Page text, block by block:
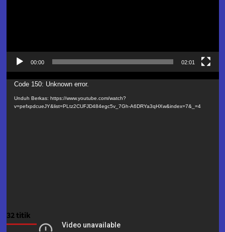
00:00 02:01
Pemutar
Video
Code 150: Unknown error.
Unduh Berkas: https://www.youtube.com/watch?
v=pefxpdcueJY&list=PLtz2CUFJD484egc5v_7Gh-A6DRYa3qHXw&index=7&_=4
32 titik